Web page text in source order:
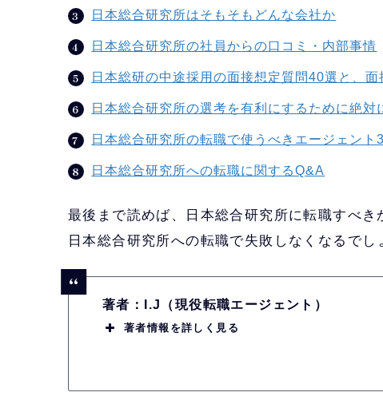
日本総合研究所はそもそもどんな会社か
日本総合研究所の社員からの口コミ・内部事情
日本総研の中途採用の面接想定質問40選と、
日本総合研究所の選考を有利にするために絶対
日本総合研究所の転職で使うべきエージェント
日本総合研究所への転職に関するQ&A
最後まで読めば、日本総合研究所に転職すべき
日本総合研究所への転職で失敗しなくなるでし
著者：I.J（現役転職エージェント）
著者情報を詳しく見る